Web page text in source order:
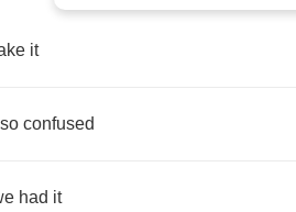
it
so confused
had it